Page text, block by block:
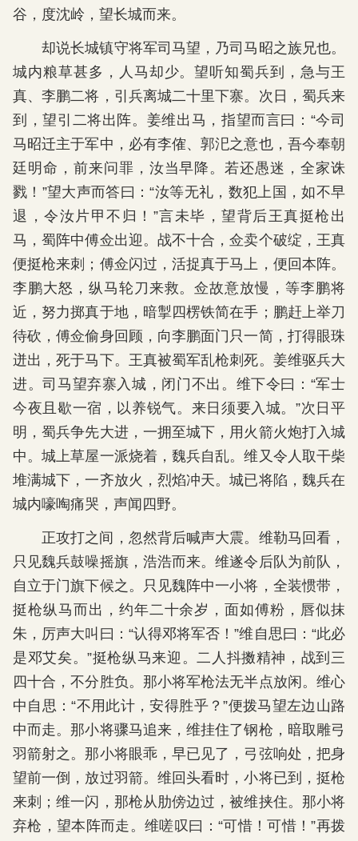
谷，度沈岭，望长城而来。
却说长城镇守将军司马望，乃司马昭之族兄也。
城内粮草甚多，人马却少。望听知蜀兵到，急与王
真、李鹏二将，引兵离城二十里下寨。次日，蜀兵来
到，望引二将出阵。姜维出马，指望而言曰：“今司
马昭迁主于军中，必有李傕、郭汜之意也，吾今奉朝
廷明命，前来问罪，汝当早降。若还愚迷，全家诛
戮！”望大声而答曰：“汝等无礼，数犯上国，如不早
退，令汝片甲不归！”言未毕，望背后王真挺枪出
马，蜀阵中傅佥出迎。战不十合，佥卖个破绽，王真
便挺枪来刺；傅佥闪过，活捉真于马上，便回本阵。
李鹏大怒，纵马轮刀来救。佥故意放慢，等李鹏将
近，努力掷真于地，暗掣四楞铁简在手；鹏赶上举刀
待砍，傅佥偷身回顾，向李鹏面门只一简，打得眼珠
迸出，死于马下。王真被蜀军乱枪刺死。姜维驱兵大
进。司马望弃寨入城，闭门不出。维下令曰：“军士
今夜且歇一宿，以养锐气。来日须要入城。”次日平
明，蜀兵争先大进，一拥至城下，用火箭火炮打入城
中。城上草屋一派烧着，魏兵自乱。维又令人取干柴
堆满城下，一齐放火，烈焰冲天。城已将陷，魏兵在
城内嚎啕痛哭，声闻四野。
正攻打之间，忽然背后喊声大震。维勒马回看，
只见魏兵鼓噪摇旗，浩浩而来。维遂令后队为前队，
自立于门旗下候之。只见魏阵中一小将，全装惯带，
挺枪纵马而出，约年二十余岁，面如傅粉，唇似抹
朱，厉声大叫曰：“认得邓将军否！”维自思曰：“此必
是邓艾矣。”挺枪纵马来迎。二人抖擞精神，战到三
四十合，不分胜负。那小将军枪法无半点放闲。维心
中自思：“不用此计，安得胜乎？”便拨马望左边山路
中而走。那小将骤马追来，维挂住了钢枪，暗取雕弓
羽箭射之。那小将眼乖，早已见了，弓弦响处，把身
望前一倒，放过羽箭。维回头看时，小将已到，挺枪
来刺；维一闪，那枪从肋傍边过，被维挟住。那小将
弃枪，望本阵而走。维嗟叹曰：“可惜！可惜！”再拨